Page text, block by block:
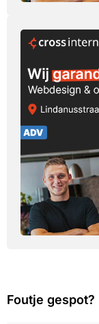
Foutje gespot?